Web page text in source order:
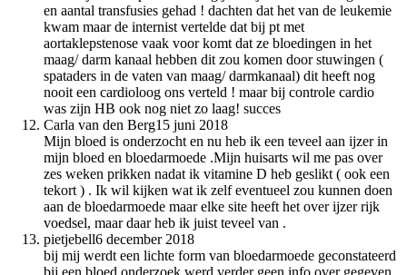
en aantal transfusies gehad ! dachten dat het van de leukemie
kwam maar de internist vertelde dat bij pt met
aortaklepstenose vaak voor komt dat ze bloedingen in het
maag/ darm kanaal hebben dit zou komen door stuwingen (
spataders in de vaten van maag/ darmkanaal) dit heeft nog
nooit een cardioloog ons verteld ! maar bij controle cardio
was zijn HB ook nog niet zo laag! succes
Carla van den Berg15 juni 2018
Mijn bloed is onderzocht en nu heb ik een teveel aan ijzer in
mijn bloed en bloedarmoede .Mijn huisarts wil me pas over
zes weken prikken nadat ik vitamine D heb geslikt ( ook een
tekort ) . Ik wil kijken wat ik zelf eventueel zou kunnen doen
aan de bloedarmoede maar elke site heeft het over ijzer rijk
voedsel, maar daar heb ik juist teveel van .
pietjebell6 december 2018
bij mij werdt een lichte form van bloedarmoede geconstateerd
bij een bloed onderzoek werd verder geen info over gegeven